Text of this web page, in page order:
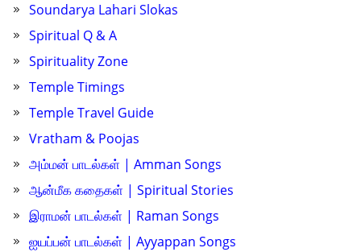
Soundarya Lahari Slokas
Spiritual Q & A
Spirituality Zone
Temple Timings
Temple Travel Guide
Vratham & Poojas
அம்மன் பாடல்கள் | Amman Songs
ஆன்மீக கதைகள் | Spiritual Stories
இராமன் பாடல்கள் | Raman Songs
ஐயப்பன் பாடல்கள் | Ayyappan Songs